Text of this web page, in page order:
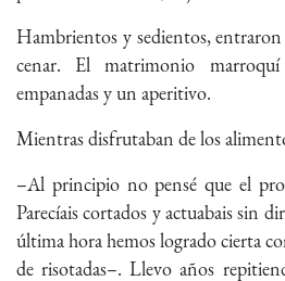
Hambrientos y sedientos, entraron
cenar. El matrimonio
empanadas y un aperitivo.
Mientras disfrutaban de los
–Al principio no pensé que el
Parecíais cortados y actuabais sin
última hora hemos logrado cierta
de risotadas–. Llevo años